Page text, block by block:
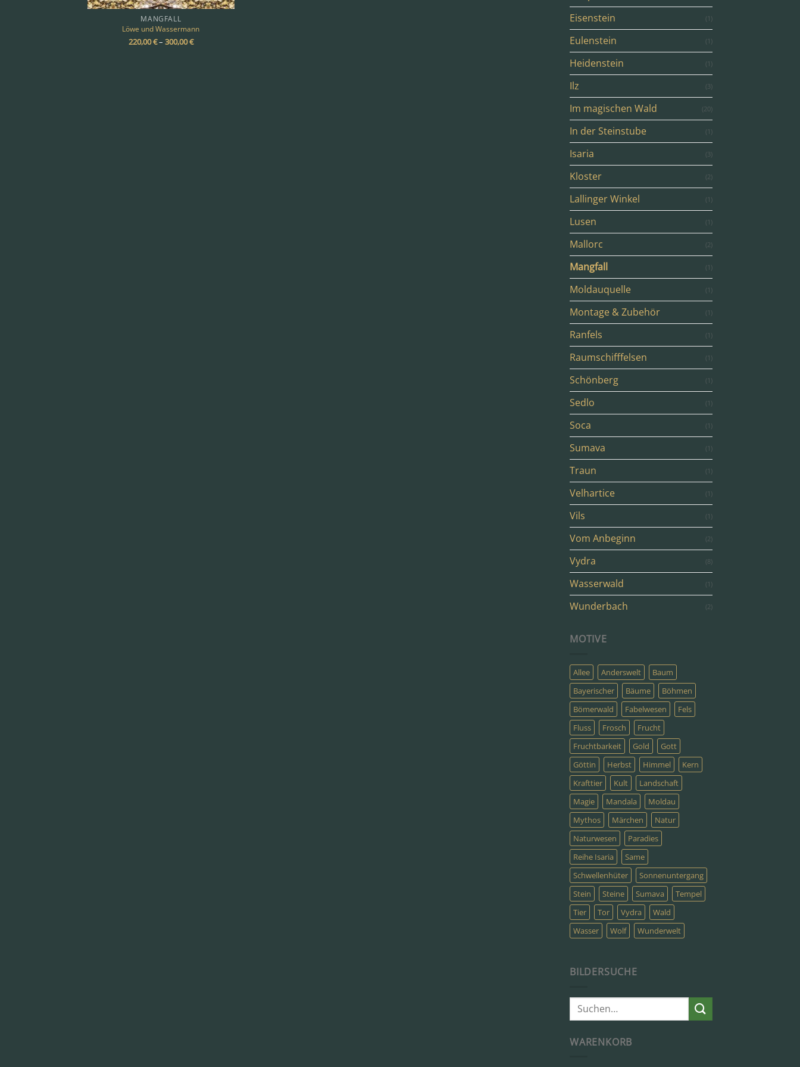
MANGFALL
Löwe und Wassermann
220,00€– 300,00€
Eisenstein (1)
Eulenstein (1)
Heidenstein (1)
Ilz (3)
Im magischen Wald (20)
In der Steinstube (1)
Isaria (3)
Kloster (2)
Lallinger Winkel (1)
Lusen (1)
Mallorc (2)
Mangfall (1)
Moldauquelle (1)
Montage & Zubehör (1)
Ranfels (1)
Raumschifffelsen (1)
Schönberg (1)
Sedlo (1)
Soca (1)
Sumava (1)
Traun (1)
Velhartice (1)
Vils (1)
Vom Anbeginn (2)
Vydra (8)
Wasserwald (1)
Wunderbach (2)
MOTIVE
Allee Anderswelt
Baum
Bayerischer
Bäume
Böhmen
Bömerwald
Fabelwesen
Fels
Fluss
Frosch
Frucht
Fruchtbarkeit
Gold
Gott
Göttin
Herbst Himmel
Kern
Krafttier
Kult
Landschaft
Magie
Mandala
Moldau
Mythos
Märchen
Natur
Naturwesen
Paradies
Reihe Isaria
Same
Schwellenhüter
Sonnenuntergang
Stein
Steine Sumava
Tempel
Tier
Tor Vydra
Wald
Wasser
Wolf Wunderwelt
BILDERSUCHE
Suche
WARENKORB